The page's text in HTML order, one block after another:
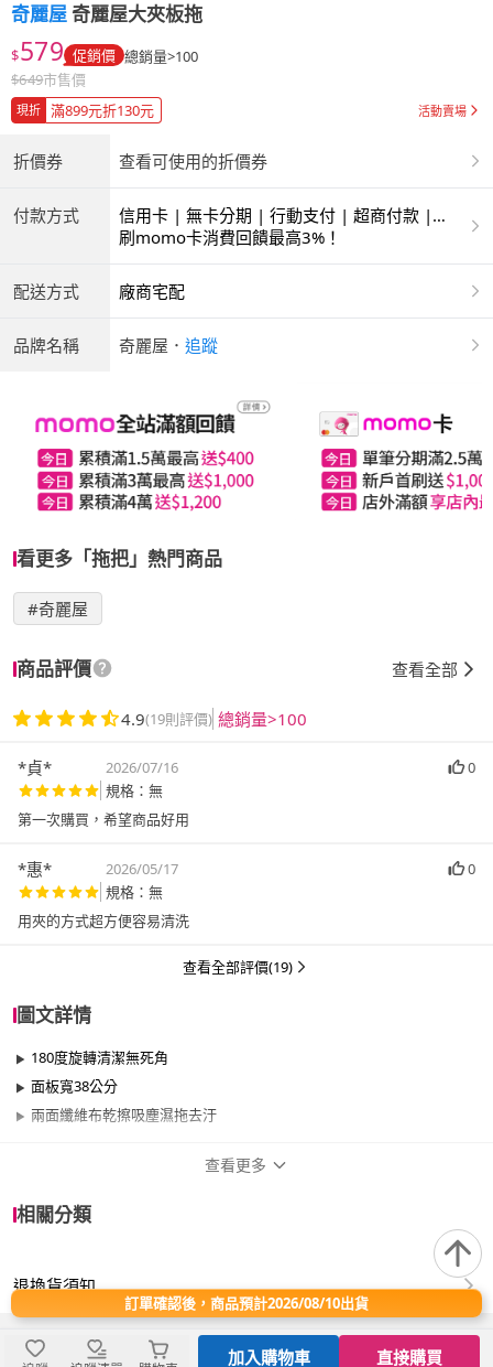
奇麗屋 奇麗屋大夾板拖
$579 促銷價 總銷量>100
$649市售價
現折 滿899元折130元 活動賣場
折價券 查看可使用的折價券
付款方式
信用卡 | 無卡分期 | 行動支付 | 超商付款 |
ATM | 銀聯卡
刷momo卡消費回饋最高3%！
配送方式 廠商宅配
品牌名稱 奇麗屋 ． 追蹤
看更多「拖把」熱門商品
#奇麗屋
商品評價 查看全部
4.9(19則評價) 總銷量>100
*貞* 2026/07/16
0
規格：無
第一次購買，希望商品好用
*惠* 2026/05/17
0
規格：無
用夾的方式超方便容易清洗
查看全部評價(19)
圖文詳情
180度旋轉清潔無死角
面板寬38公分
兩面纖維布乾擦吸塵濕拖去汙
適用於
臥室、客廳、浴室、廚房、陽台、餐廳、室
內、室外、玄關、窗戶
查看更多
相關分類
退換貨須知
訂單確認後，商品預計2026/08/10出貨
加入購物車 直接購買